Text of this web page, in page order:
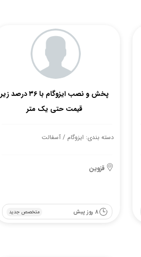
پخش و نصب ایزوگام با ۳۶ درصد زیر
قیمت حتی یک متر
دسته بندی: ایزوگام / آسفالت
قزوین
متخصص جدید 8 روز پیش